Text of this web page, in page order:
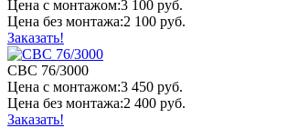
Цена с монтажом:3 100 руб.
Цена без монтажа:2 100 руб.
Заказать!
СВС 76/3000
Цена с монтажом:3 450 руб.
Цена без монтажа:2 400 руб.
Заказать!